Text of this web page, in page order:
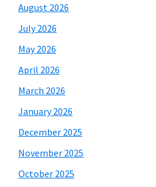
August 2026
July 2026
May 2026
April 2026
March 2026
January 2026
December 2025
November 2025
October 2025